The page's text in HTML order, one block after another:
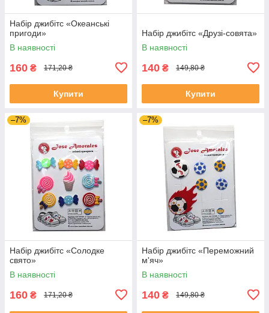
Набір джибітс «Океанські
пригоди»
В наявності
160 ₴ 171,20 ₴
Купити
Набір джибітс «Друзі-совята»
В наявності
140 ₴ 149,80 ₴
Купити
–7%
Набір джибітс «Солодке
свято»
В наявності
160 ₴ 171,20 ₴
–7%
Набір джибітс «Переможний
м'яч»
В наявності
140 ₴ 149,80 ₴